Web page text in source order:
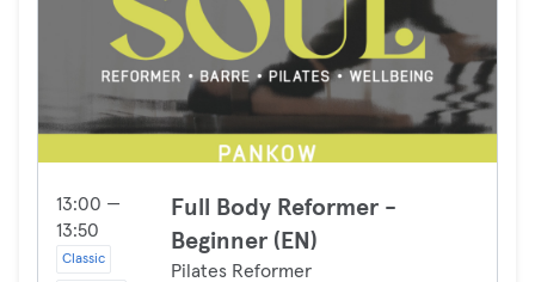
13:00 —
13:50
Classic
Full Body Reformer -
Beginner (EN)
Pilates Reformer